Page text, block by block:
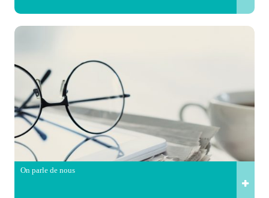
On parle de nous